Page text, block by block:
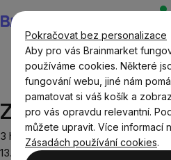
Pokračovat bez personalizace
Aby pro vás Brainmarket
používáme cookies. Některé
fungování webu, jiné nám
pamatovat si váš košík a
pro vás opravdu relevantní.
můžete upravit. Více informací
Zásadách používání cookies.
na
obsah
Recepty Sladké recepty
Zdravé bounty
3 hodiny
13.02.2023